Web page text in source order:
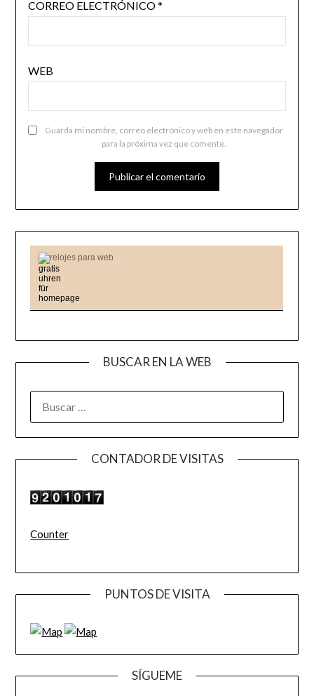
CORREO ELECTRÓNICO*
WEB
Guarda mi nombre, correo electrónico y web en este navegador
para la próxima vez que comente.
relojes para web
BUSCAR EN LA WEB
CONTADOR DE VISITAS
Counter
PUNTOS DE VISITA
SÍGUEME